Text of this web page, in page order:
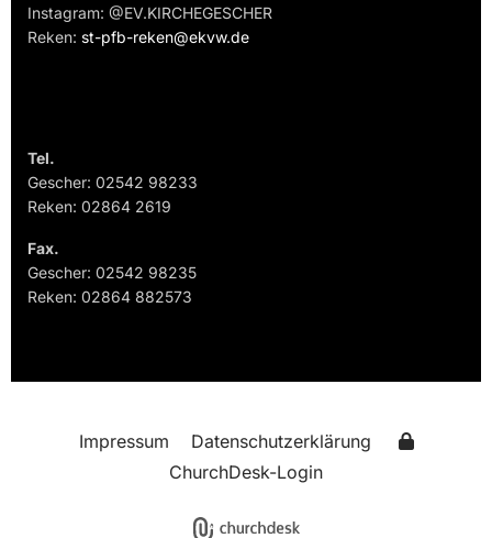
Instagram: @EV.KIRCHEGESCHER
Reken: st-pfb-reken@ekvw.de
Tel.
Gescher: 02542 98233
Reken: 02864 2619
Fax.
Gescher: 02542 98235
Reken: 02864 882573
Impressum
Datenschutzerklärung
ChurchDesk-Login